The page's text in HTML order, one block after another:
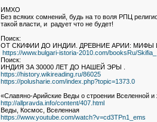
ИМХО
Без всяких сомнений, будь на то воля РПЦ
такой власти, и радует что не будет!
Поиск:
ОТ СКИФИИ ДО ИНДИИ. ДРЕВНИЕ АРИИ: МИФЫ
https://www.bulgari-istoria-2010.com/booksRu/
Поиск:
ИНДИЯ ЗА 30000 ЛЕТ ДО НАШЕЙ ЭРЫ .
https://history.wikireading.ru/86025
https://polusharie.com/index.php?topic=1373.0
«Славяно-Арийские Веды о строении Вселенной и
http://allpravda.info/content/407.html
Веды, Космос, Вселенная
https://www.youtube.com/watch?v=cd3TPn1_ems